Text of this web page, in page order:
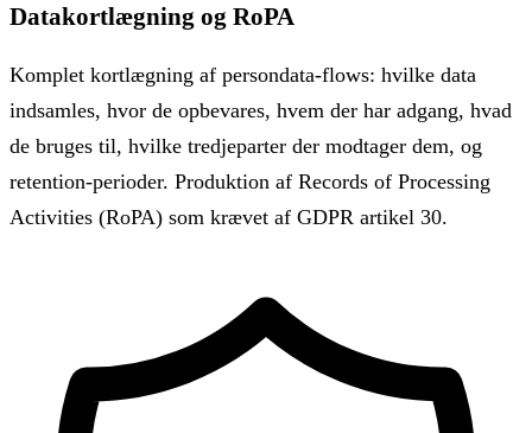
Datakortlægning og RoPA
Komplet kortlægning af persondata-flows: hvilke data
indsamles, hvor de opbevares, hvem der har adgang, hvad
de bruges til, hvilke tredjeparter der modtager dem, og
retention-perioder. Produktion af Records of Processing
Activities (RoPA) som krævet af GDPR artikel 30.